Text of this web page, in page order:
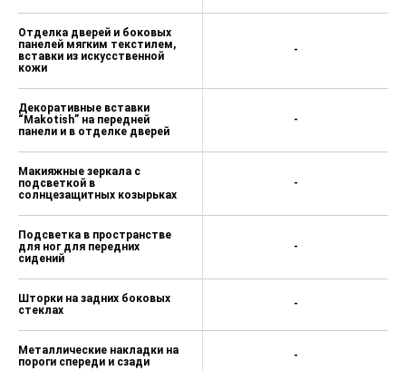
Отделка дверей и боковых
панелей мягким текстилем,
вставки из искусственной
кожи
Декоративные вставки
“Makotish” на передней
панели и в отделке дверей
Макияжные зеркала с
подсветкой в
солнцезащитных козырьках
Подсветка в пространстве
для ног для передних
сидений
Шторки на задних боковых
стеклах
Металлические накладки на
пороги спереди и сзади
-
-
-
-
-
-